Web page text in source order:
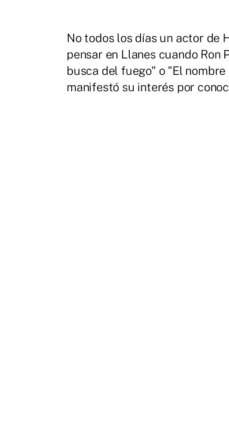
No todos los días un actor de
pensar en Llanes cuando Ron
busca del fuego" o "El
manifestó su interés por